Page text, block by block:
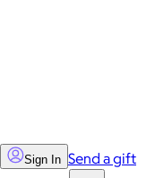
Sign In Send a gift